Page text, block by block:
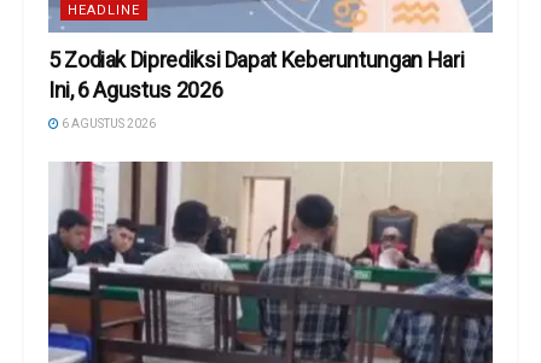
HEADLINE
5 Zodiak Diprediksi Dapat Keberuntungan Hari
Ini, 6 Agustus 2026
6 AGUSTUS 2026